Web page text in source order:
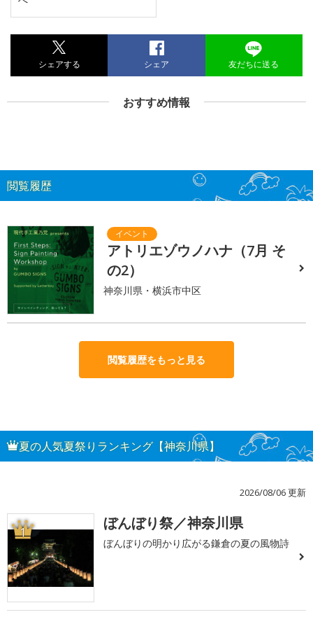
シェアする シェア 友だちに送る
おすすめ情報
閲覧履歴
アトリエゾウノハナ（7月 そ
の2）
神奈川県・横浜市中区
閲覧履歴をもっと見る
夏の人気夏祭りランキング【神奈川県】
2026/08/06 更新
1 ぼんぼり祭／神奈川県
ぼんぼりの明かり広がる鎌倉の夏の風物詩